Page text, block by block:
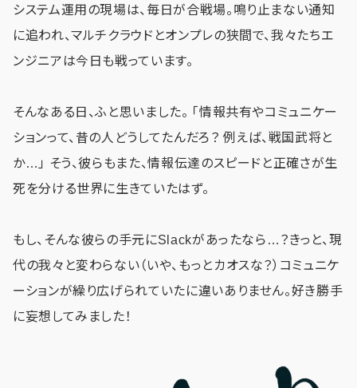
システム運用の現場は、毎日が合戦場。鳴り止まない通知
に追われ、マルチクラウドとオンプレの狭間で、我々たちエ
ンジニアは今日も戦っています。
そんなある日、ふと思いました。 「情報共有やコミュニケー
ションって、昔の人どうしてたんだろ？ 例えば、戦国武将と
か…」 そう、彼らもまた、情報伝達のスピードと正確さが生
死を分ける世界に生きていたはず。
もし、そんな彼らの手元にSlackがあったなら…？きっと、現
代の我々と変わらない（いや、もっとカオスな？）コミュニケ
ーションが繰り広げられていたに違いありません。好き勝手
に妄想してみました！